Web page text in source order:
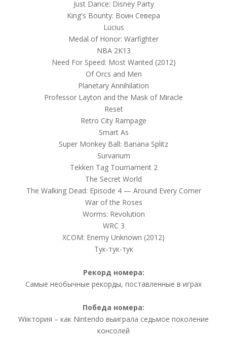
Just Dance: Disney Party
King's Bounty: Воин Севера
Lucius
Medal of Honor: Warfighter
NBA 2K13
Need For Speed: Most Wanted (2012)
Of Orcs and Men
Planetary Annihilation
Professor Layton and the Mask of Miracle
Reset
Retro City Rampage
Smart As
Super Monkey Ball: Banana Splitz
Survarium
Tekken Tag Tournament 2
The Secret World
The Walking Dead: Episode 4 — Around Every Corner
War of the Roses
Worms: Revolution
WRC 3
XCOM: Enemy Unknown (2012)
Тук-тук-тук
Рекорд номера:
Самые необычные рекорды, поставленные в играх
Победа номера:
Wiiктория – как Nintendo выиграла седьмое поколение
консолей